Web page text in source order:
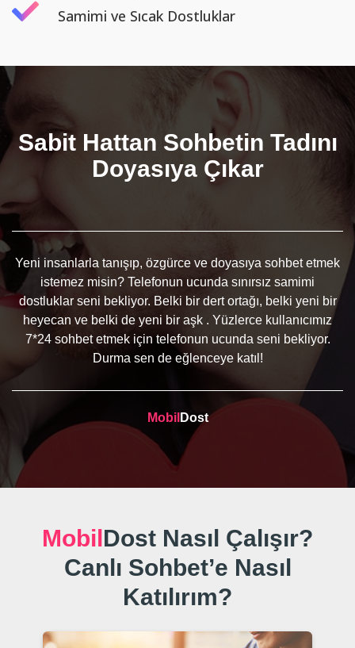
Samimi ve Sıcak Dostluklar
Sabit Hattan Sohbetin Tadını
Doyasıya Çıkar
Yeni insanlarla tanışıp, özgürce ve doyasıya sohbet etmek
istemez misin? Telefonun ucunda sınırsız samimi
dostluklar seni bekliyor. Belki bir dert ortağı, belki yeni bir
heyecan ve belki de yeni bir aşk . Yüzlerce kullanıcımız
7*24 sohbet etmek için telefonun ucunda seni bekliyor.
Durma sen de eğlenceye katıl!
Mobil Dost
Mobil Dost Nasıl Çalışır?
Canlı Sohbet’e Nasıl
Katılırım?